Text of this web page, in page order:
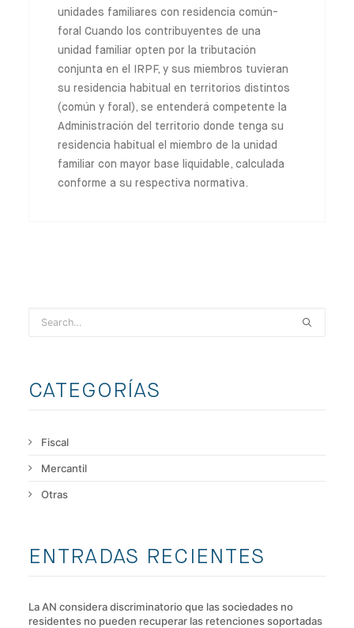
unidades familiares con residencia común-
foral Cuando los contribuyentes de una
unidad familiar opten por la tributación
conjunta en el IRPF, y sus miembros tuvieran
su residencia habitual en territorios distintos
(común y foral), se entenderá competente la
Administración del territorio donde tenga su
residencia habitual el miembro de la unidad
familiar con mayor base liquidable, calculada
conforme a su respectiva normativa.
CATEGORÍAS
Fiscal
Mercantil
Otras
ENTRADAS RECIENTES
La AN considera discriminatorio que las sociedades no
residentes no pueden recuperar las retenciones soportadas